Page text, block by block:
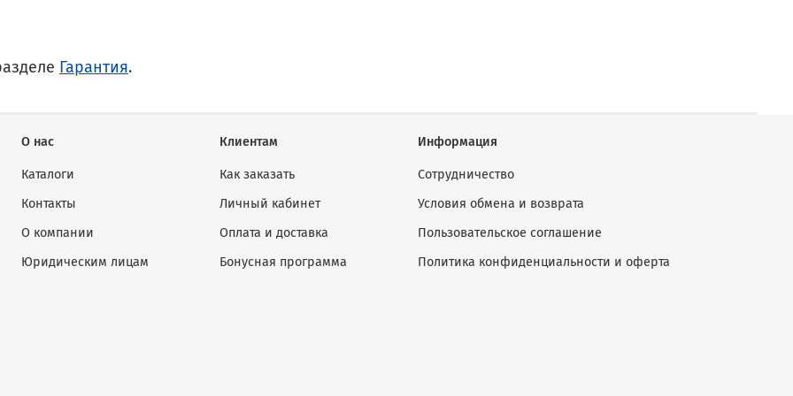
Гарантия.
О нас
Каталоги
Контакты
О компании
Юридическим лицам
Клиентам
Как заказать
Личный кабинет
Оплата и доставка
Бонусная программа
Информация
Сотрудничество
Условия обмена и возврата
Пользовательское соглашение
Политика конфиденциальности и оферта